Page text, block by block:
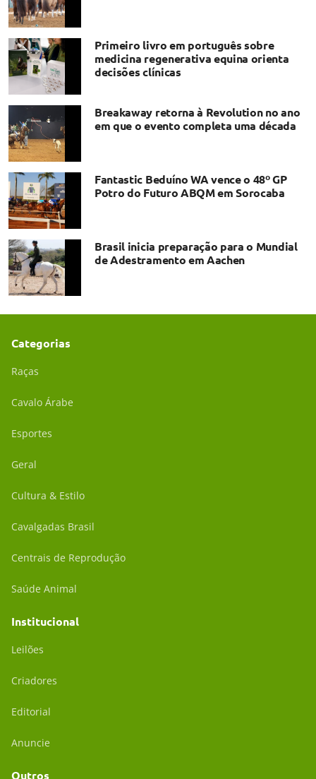
Primeiro livro em português sobre
medicina regenerativa equina orienta
decisões clínicas
Breakaway retorna à Revolution no ano
em que o evento completa uma década
Fantastic Beduíno WA vence o 48º GP
Potro do Futuro ABQM em Sorocaba
Brasil inicia preparação para o Mundial
de Adestramento em Aachen
Categorias
Raças
Cavalo Árabe
Esportes
Geral
Cultura & Estilo
Cavalgadas Brasil
Centrais de Reprodução
Saúde Animal
Institucional
Leilões
Criadores
Editorial
Anuncie
Outros